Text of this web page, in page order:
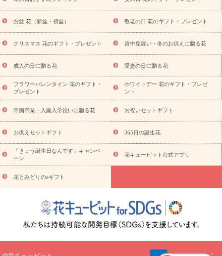
供え・お悔やみ商品一覧
お供え・お悔やみの花
四十九日法要以
降に贈る花
通夜・葬儀に贈る花
お供え お花とセットギフト
お供え プリザーブドフラワー
ペットのお供えフラワー
お盆（新
盆・初盆）
その他 お祝い返し お見舞い
お取り寄せギフト
ビジネス用
ご自宅用 観葉植物 ミディ胡蝶蘭
プリザーブ
ドフラワー
スタイルから探す アレンジメント 花束
スタ
ンド花
お祝い お供え・お悔やみ 胡蝶蘭 胡蝶蘭・花鉢
ディ胡蝶蘭・お祝い
ミディ胡蝶蘭・お供え
世界初の青色胡蝶蘭
観葉植物
観葉植物 産直多肉植物
プリザーブドフラワー
お祝い
お供え・お悔やみ 花とセットギフト
セミオーダー
プチギフト（hanamore -ハナモア-）
花とみどりのeギフト
キューピットのeGfit
カラー ピンク イエローオレンジ
レッ
ド
お花の種類 トルコキキョウ
お祝い お祝い・3000円～ お祝い・4000円～
お祝い・
5000円～
お祝い・7000円～ お祝い・ 10000円～
お供え・お
悔やみ
円～
お供え・お悔やみ・
読み物
いのマナー
定年退職祝いのマナー
お祝いを贈るときのマナー・
花キューピットのお祝いコラム一覧
誕生日のお花を「色
彩心理学」で選ぶ方法
結婚祝いの予算相場
出産祝いお役立ち情
お盆 花（新盆・初盆） 敬老の日 花のギフト・プレゼント
クリスマス 花のギフト・プレゼント 喪中見舞い・冬のお供えに贈る花
成人の日に贈る花 愛妻の日に贈る花
フラワーバレンタイン 花のギフト・
プレゼント
ホワイトデー 花のギフト・プレゼ
ント
卒園卒業・入園入学祝いに贈る花 お祝いセットギフト
お供えセットギフト 365日の誕生花
「きょう誕生日なんです」キャンペ
ーン
花キューピット公式アプリ
花とみどりのeギフト